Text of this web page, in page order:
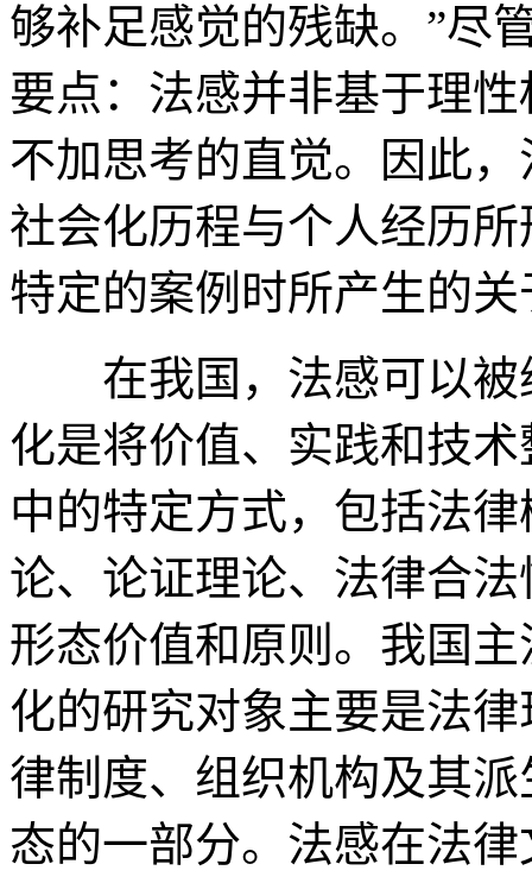
够补足感觉的残缺。”尽
要点：法感并非基于理
不加思考的直觉。因此
社会化历程与个人经历
特定的案例时所产生的
在我国，法感可以被
化是将价值、实践和技
中的特定方式，包括法
论、论证理论、法律合
形态价值和原则。我国
化的研究对象主要是法
律制度、组织机构及其
态的一部分。法感在法